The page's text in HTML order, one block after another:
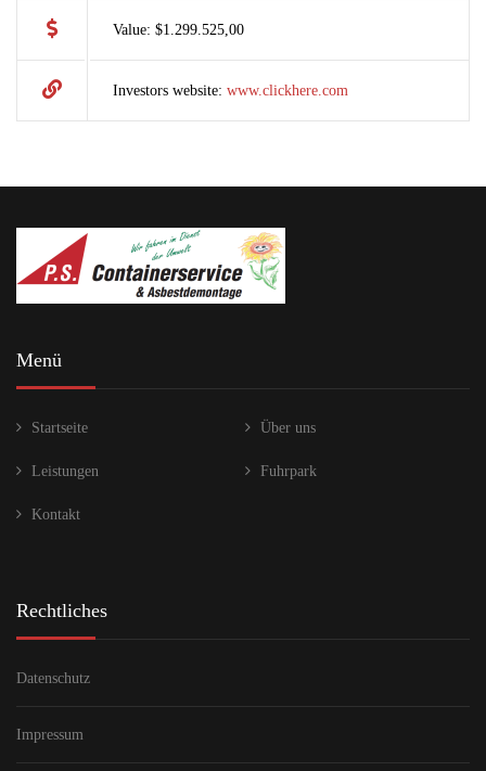
Value: $1.299.525,00
Investors website: www.clickhere.com
Menü
Startseite Über uns
Leistungen Fuhrpark
Kontakt
Rechtliches
Datenschutz
Impressum